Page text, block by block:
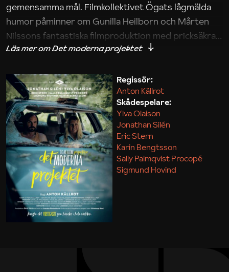
gemensamma mål. Filmkollektivet Ögats lågmälda
humor påminner om Gunilla Heilborn och Mårten
Nilssons fantastiska filmproduktion med pricksäkra
iakttagelser om hur svårt det kan vara att omsätta
Maja Kekonius
Regissör:
Anton Källrot
Skådespelare:
Ylva Olaison
Jonathan Silén
Eric Stern
Karin Bengtsson
Sally Palmqvist Procopé
Sigmund Hovind